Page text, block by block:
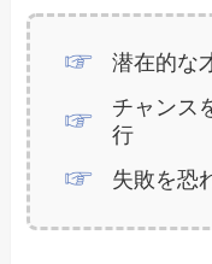
潜在的な
チャンス
行
失敗を恐